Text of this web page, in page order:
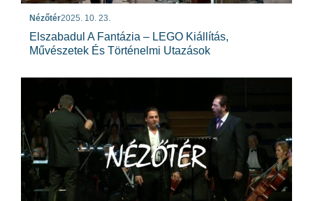
Nézőtér2025. 10. 23.
Elszabadul A Fantázia – LEGO Kiállítás,
Művészetek És Történelmi Utazások